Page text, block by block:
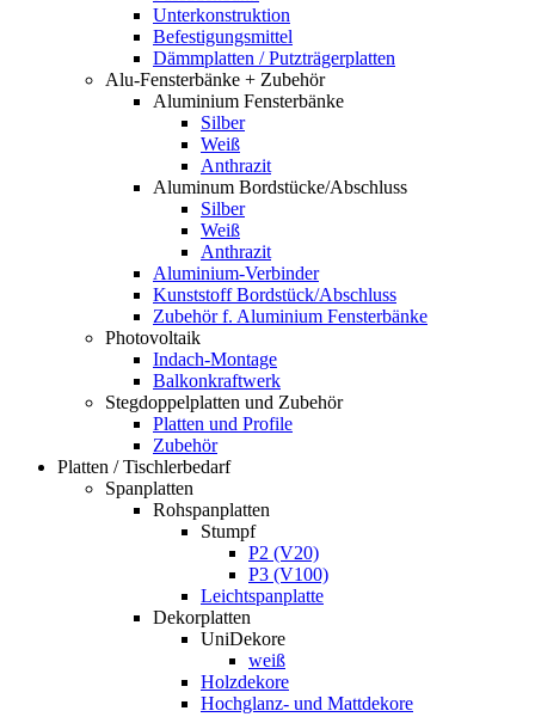
Unterkonstruktion
Befestigungsmittel
Dämmplatten / Putzträgerplatten
Alu-Fensterbänke + Zubehör
Aluminium Fensterbänke
Silber
Weiß
Anthrazit
Aluminum Bordstücke/Abschluss
Silber
Weiß
Anthrazit
Aluminium-Verbinder
Kunststoff Bordstück/Abschluss
Zubehör f. Aluminium Fensterbänke
Photovoltaik
Indach-Montage
Balkonkraftwerk
Stegdoppelplatten und Zubehör
Platten und Profile
Zubehör
Platten / Tischlerbedarf
Spanplatten
Rohspanplatten
Stumpf
P2 (V20)
P3 (V100)
Leichtspanplatte
Dekorplatten
UniDekore
weiß
Holzdekore
Hochglanz- und Mattdekore